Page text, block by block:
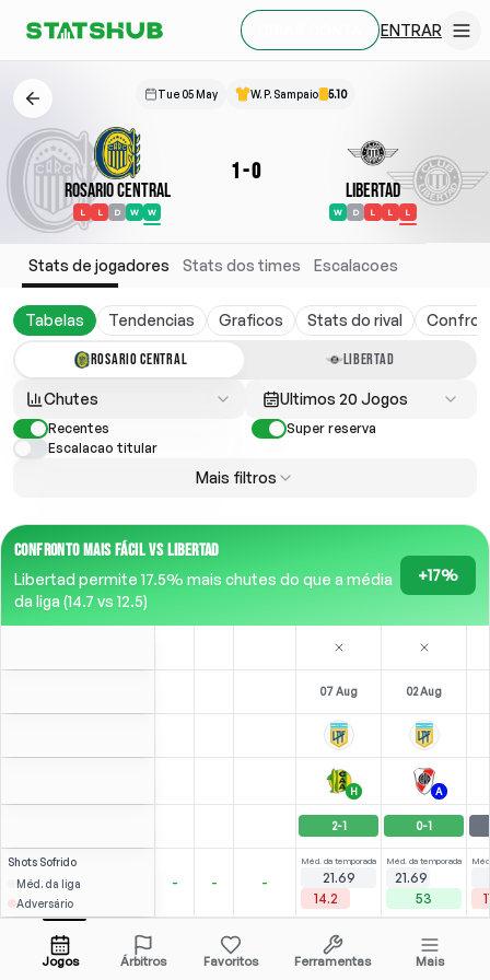
ENTRAR
Tue 05 May W. P. Sampaio 5.10
Rosario Central
L L D W W
1-0
Libertad
W D L L L
Stats de jogadores Stats dos times Escalacoes
Tabelas Tendencias Graficos Stats do rival
ROSARIO CENTRAL LIBERTAD
Chutes Ultimos 20 Jogos
Recentes
Super reserva
Escalacao titular
Mais filtros
CONFRONTO MAIS FÁCIL VS LIBERTAD
Libertad permite 17.5% mais chutes do que a média
da liga (14.7 vs 12.5)
+17%
07 Aug 02 Aug
H A
2-1 0-1
Shots Sofrido
Méd. da liga
Adversário
- - -
Méd. da temporada
21.69
14.2
Méd. da temporada
21.69
53
A. Véliz
Todas as odds (2)
Abrir menu 2.64
83'
Jogos Árbitros Favoritos Ferramentas Mais